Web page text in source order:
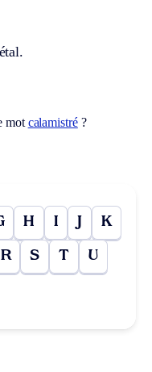
mot calamistré?
H I J K
R S T U